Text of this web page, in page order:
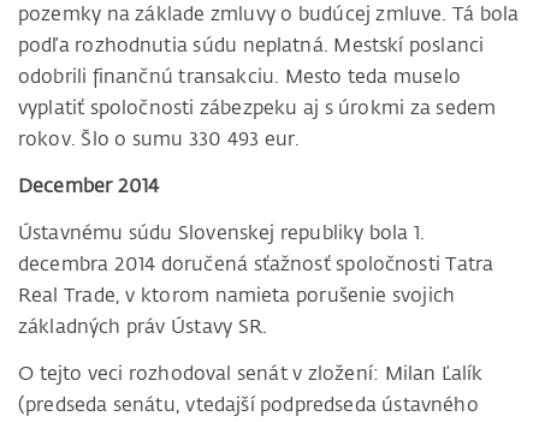
pozemky na základe zmluvy o budúcej zmluve. Tá bola
podľa rozhodnutia súdu neplatná. Mestskí poslanci
odobrili finančnú transakciu. Mesto teda muselo
vyplatiť spoločnosti zábezpeku aj s úrokmi za sedem
rokov. Šlo o sumu 330 493 eur.
December 2014
Ústavnému súdu Slovenskej republiky bola 1.
decembra 2014 doručená sťažnosť spoločnosti Tatra
Real Trade, v ktorom namieta porušenie svojich
základných práv Ústavy SR.
O tejto veci rozhodoval senát v zložení: Milan Ľalík
(predseda senátu, vtedajší podpredseda ústavného